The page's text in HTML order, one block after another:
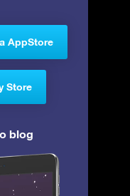
AppStore
Store
blog